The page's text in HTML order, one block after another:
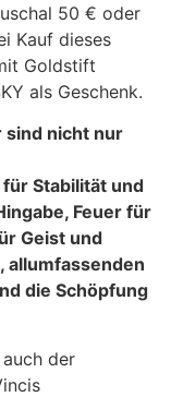
50 € oder
Kauf dieses
Goldstift
als Geschenk.
sind nicht nur
Stabilität und
Feuer für
Geist und
allumfassenden
die Schöpfung
der